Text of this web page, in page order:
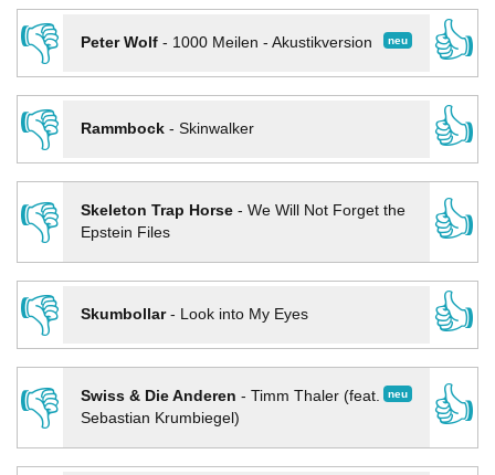
👎
neu
Peter Wolf- 1000 Meilen - Akustikversion
👍
👎
Rammbock- Skinwalker
👍
👎
Skeleton Trap Horse- We Will Not Forget the
Epstein Files
👍
👎
Skumbollar- Look into My Eyes
👍
👎
neu
Swiss & Die Anderen - Timm Thaler (feat.
Sebastian Krumbiegel)
👍